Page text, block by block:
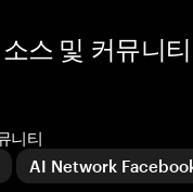
스 및 커뮤니티
니티
AI Network